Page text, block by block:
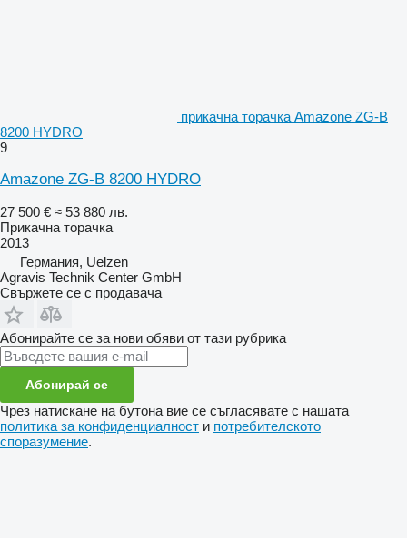
прикачна торачка Amazone ZG-B
8200 HYDRO
9
Amazone ZG-B 8200 HYDRO
27 500 € ≈ 53 880 лв.
Прикачна торачка
2013
Германия, Uelzen
Agravis Technik Center GmbH
Свържете се с продавача
Абонирайте се за нови обяви от тази рубрика
Абонирай се
Чрез натискане на бутона вие се съгласявате с нашата
политика за конфиденциалност и потребителското
споразумение.